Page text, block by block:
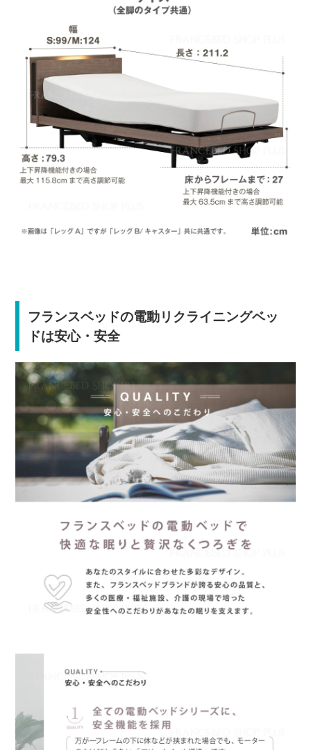
フランスベッドの電動リクライニングベッ
ドは安心・安全